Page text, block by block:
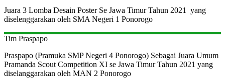
Juara 3 Lomba Desain Poster Se Jawa Timur Tahun 2021 yang
diselenggarakan oleh SMA Negeri 1 Ponorogo
Tim Praspapo
Praspapo (Pramuka SMP Negeri 4 Ponorogo) Sebagai Juara Umum
Pramanda Scout Competition XI se Jawa Timur Tahun 2021 yang
diselanggarakan oleh MAN 2 Ponorogo